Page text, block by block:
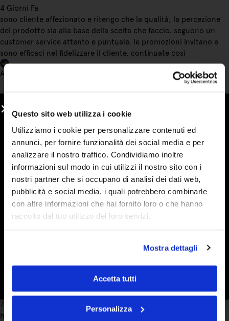
Questo sito web utilizza i cookie
Utilizziamo i cookie per personalizzare contenuti ed
annunci, per fornire funzionalità dei social media e per
analizzare il nostro traffico. Condividiamo inoltre
informazioni sul modo in cui utilizzi il nostro sito con i
nostri partner che si occupano di analisi dei dati web,
pubblicità e social media, i quali potrebbero combinarle
con altre informazioni che hai fornito loro o che hanno
raccolto dal tuo utilizzo dei loro servizi.
Mostra dettagli
Accetta tutti
Personalizza
4 Giorni Fa
sono cliente affezionato e ritengo che la qualità, la percezione
del prodotto sia alla base della scelta che faccio. seguono un
customer service attento e puntuale. le promozioni invitano e
sono efficaci nel fidelizzare il cliente. continuate così
Acquirente verificato
6 Giorni Fa
bancarelle e non le ho più lasciate. Vera frutta e una consistenza
deliziosa. Le mie preferite sono arancia, visciole e fragola, ma
volendo si può osare di più con una vasta gamma di gusti.
Acquirente verificato
7 Giorni Fa
Acquirente verificato
7 Giorni Fa
ho conosciuto l'azienda gironzolando sul web alla ricerca di